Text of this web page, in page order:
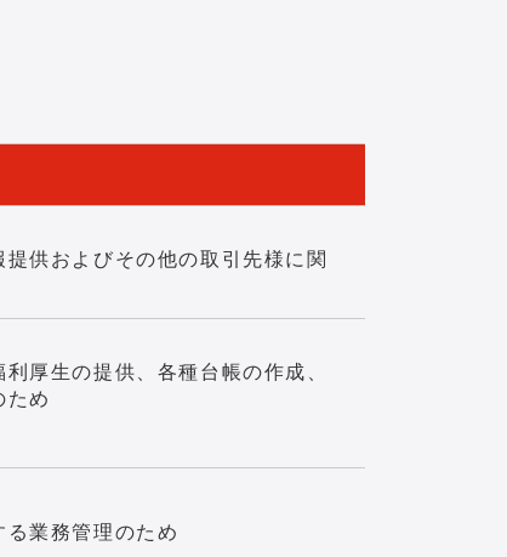
供およびその他の取引先様に関
厚生の提供、各種台帳の作成、
め
業務管理のため